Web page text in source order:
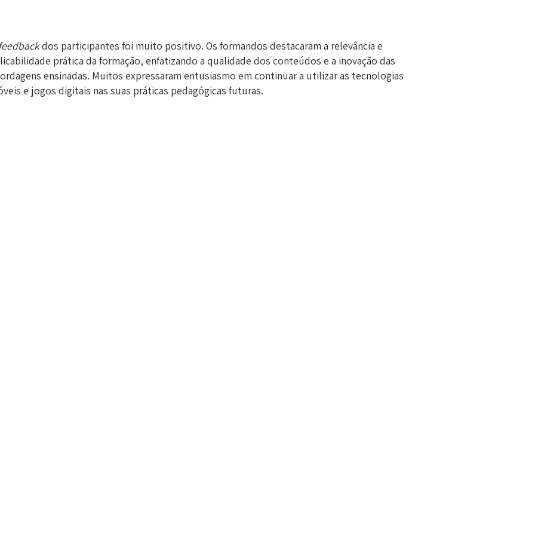
dos participantes foi muito positivo. Os formandos destacaram a relevância e
prática da formação, enfatizando a qualidade dos conteúdos e a inovação das
ensinadas. Muitos expressaram entusiasmo em continuar a utilizar as tecnologias
e jogos digitais nas suas práticas pedagógicas futuras.